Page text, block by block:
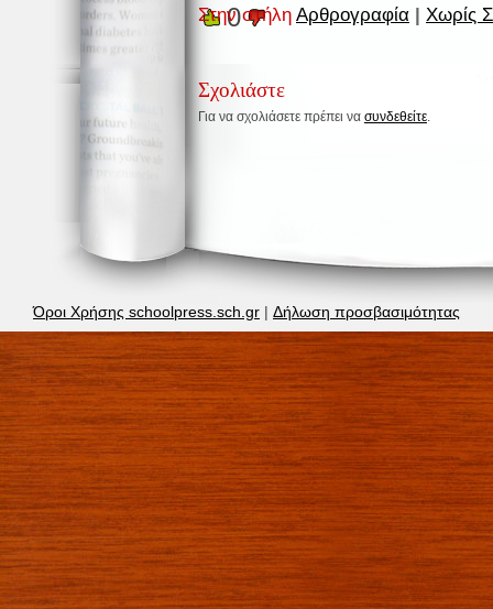
Στην στήλη Αρθρογραφία | Χωρίς
0
Σχολιάστε
Για να σχολιάσετε πρέπει να συνδεθείτε
Όροι Χρήσης schoolpress.sch.gr | Δήλωση προσβασιμότητας